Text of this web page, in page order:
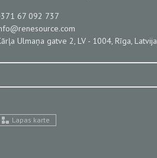
67 092 737
Ulmaņa gatve 2, LV - 1004, Rīga, Latvija
Lapas karte